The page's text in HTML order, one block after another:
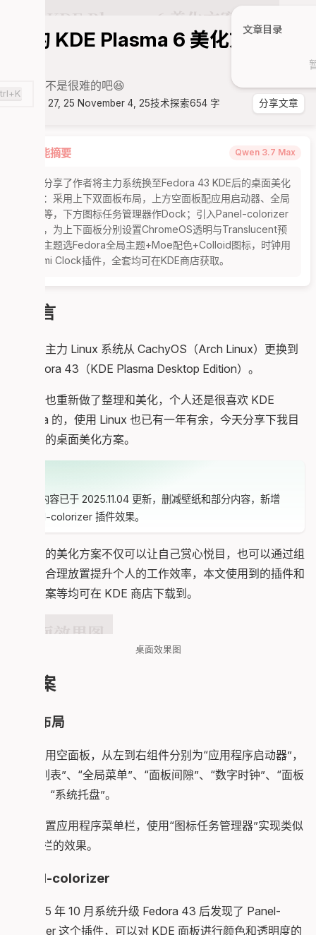
我的 KDE Plasma 6 美化方案分
其实并不是很难的吧😆
August 27, 25 November 4, 25技术探索654 字 分享文章
智能摘要 Qwen 3.7 Max
本文分享了作者将主力系统换至Fedora 43 KDE后的桌面美化
方案：采用上下双面板布局，上方空面板配应用启动器、全局
菜单等，下方图标任务管理器作Dock；引入Panel-colorizer
插件，为上下面板分别设置ChromeOS透明与Translucent预
设；主题选Fedora全局主题+Moe配色+Colloid图标，时钟用
Redmi Clock插件，全套均可在KDE商店获取。
前言
个人把主力 Linux 系统从 CachyOS（Arch Linux）更换到
了 Fedora 43（KDE Plasma Desktop Edition）。
对桌面也重新做了整理和美化，个人还是很喜欢 KDE
Plasma 的，使用 Linux 也已有一年有余，今天分享下我目
前使用的桌面美化方案。
本文内容已于 2025.11.04 更新，删减壁纸和部分内容，新增
Panel-colorizer 插件效果。
一个好的美化方案不仅可以让自己赏心悦目，也可以通过组
件位置合理放置提升个人的工作效率，本文使用到的插件和
配色方案等均可在 KDE 商店下载到。
桌面效果图
方案
上下布局
上方使用空面板，从左到右组件分别为“应用程序启动器”，
“窗口列表”、“全局菜单”、“面板间隙”、“数字时钟”、“面板
间隙”、“系统托盘”。
下方放置应用程序菜单栏，使用“图标任务管理器”实现类似
Dock 栏的效果。
Panel-colorizer
在 2025 年 10 月系统升级 Fedora 43 后发现了 Panel-
colorizer 这个插件，可以对 KDE 面板进行颜色和透明度的
文章目录